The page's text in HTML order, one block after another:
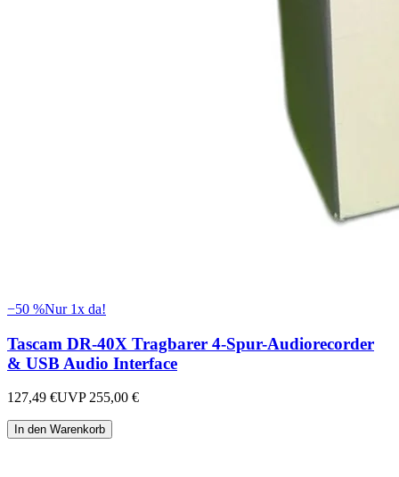
−50 %Nur 1x da!
Tascam DR-40X Tragbarer 4-Spur-Audiorecorder
& USB Audio Interface
127,49 €UVP 255,00 €
In den Warenkorb